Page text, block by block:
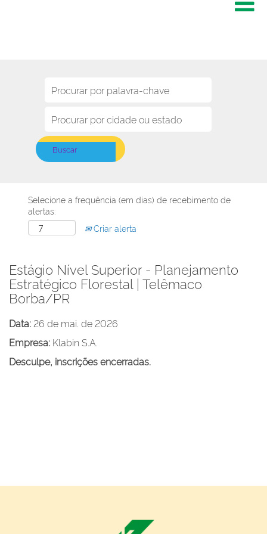
Selecione a frequência (em dias) de recebimento de
alertas:
Criar alerta
Estágio Nível Superior - Planejamento
Estratégico Florestal | Telêmaco
Borba/PR
Data: 26 de mai. de 2026
Empresa: Klabin S.A.
Desculpe, inscrições encerradas.